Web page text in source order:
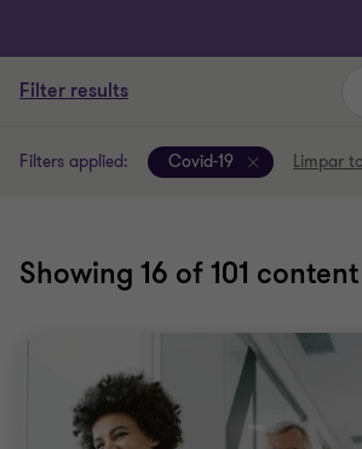
Filter results
Filters applied: Covid-19 Limpar
Showing 16 of 101